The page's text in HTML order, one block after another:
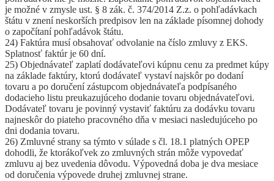
je možné v zmysle ust. § 8 zák. č. 374/2014 Z.z. o pohľadávkach
štátu v znení neskorších predpisov len na základe písomnej dohody
o započítaní pohľadávok štátu.
24) Faktúra musí obsahovať odvolanie na číslo zmluvy z EKS.
Splatnosť faktúr je 60 dní.
25) Objednávateľ zaplatí dodávateľovi kúpnu cenu za predmet kúpy
na základe faktúry, ktorú dodávateľ vystaví najskôr po dodaní
tovaru a po doručení zástupcom objednávateľa podpísaného
dodacieho listu preukazujúceho dodanie tovaru objednávateľovi.
Dodávateľ tovaru je povinný vystaviť faktúru za dodávku tovaru
najneskôr do piateho pracovného dňa v mesiaci nasledujúceho po
dni dodania tovaru.
26) Zmluvné strany sa týmto v súlade s čl. 18.1 platných OPEP
dohodli, že ktorákoľvek zo zmluvných strán môže vypovedať
zmluvu aj bez uvedenia dôvodu. Výpovedná doba je dva mesiace
od doručenia výpovede druhej zmluvnej strane.